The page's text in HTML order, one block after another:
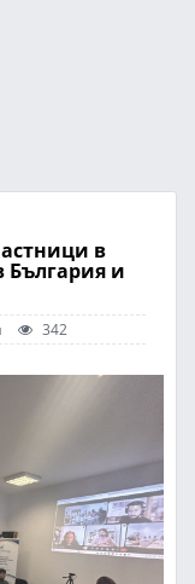
в
България и
342